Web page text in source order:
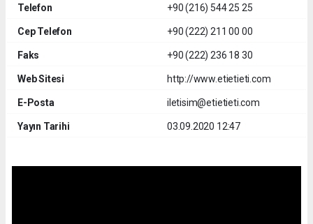
Telefon +90 (216) 544 25 25
Cep Telefon +90 (222) 211 00 00
Faks +90 (222) 236 18 30
Web Sitesi http://www.etietieti.com
E-Posta iletisim@etietieti.com
Yayın Tarihi 03.09.2020 12:47